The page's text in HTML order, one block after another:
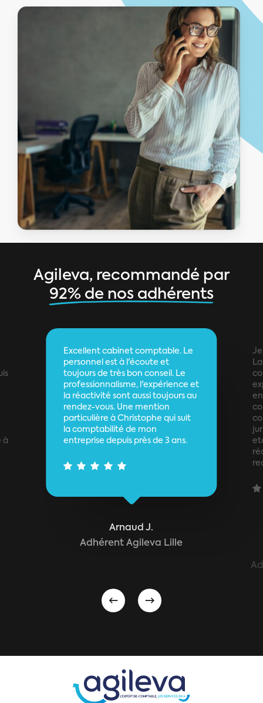
virement pour votre banque
Agileva, recommandé par
92% de nos adhérents
Excellent cabinet comptable. Le
personnel est à l'écoute et
toujours de très bon conseil. Le
professionnalisme, l'expérience et
la réactivité sont aussi toujours au
rendez-vous. Une mention
particulière à Christophe qui suit
la comptabilité de mon
entreprise depuis près de 3 ans.
Arnaud J.
Adhérent Agileva Lille
Je
à